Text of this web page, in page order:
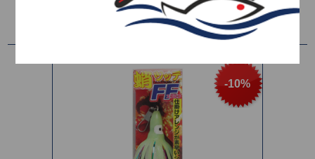
Ταξινόμηση ανά
-10%